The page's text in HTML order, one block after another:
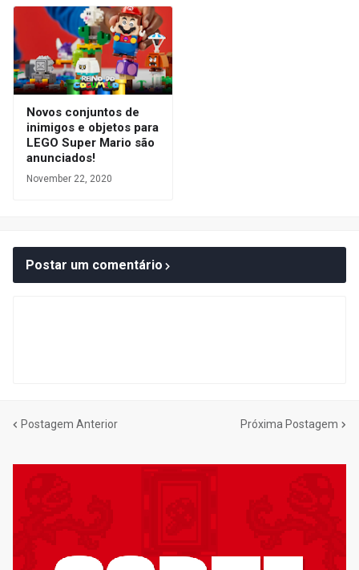
Novos conjuntos de
inimigos e objetos para
LEGO Super Mario são
anunciados!
November 22, 2020
Postar um comentário
Postagem Anterior Próxima Postagem